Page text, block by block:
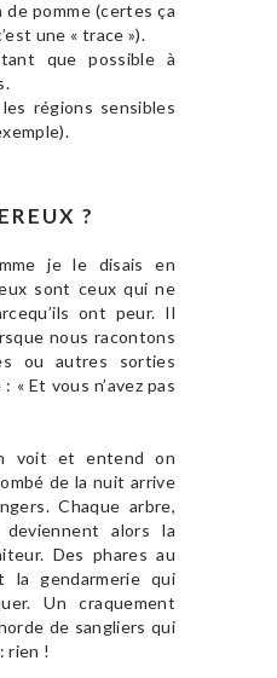
pomme (certes ça
une « trace »).
que possible à
régions sensibles
?
je le disais en
sont ceux qui ne
ont peur. Il
nous racontons
ou autres sorties
« Et vous n’avez pas
voit et entend on
de la nuit arrive
Chaque arbre,
alors la
Des phares au
la gendarmerie qui
Un craquement
de sangliers qui
rien !